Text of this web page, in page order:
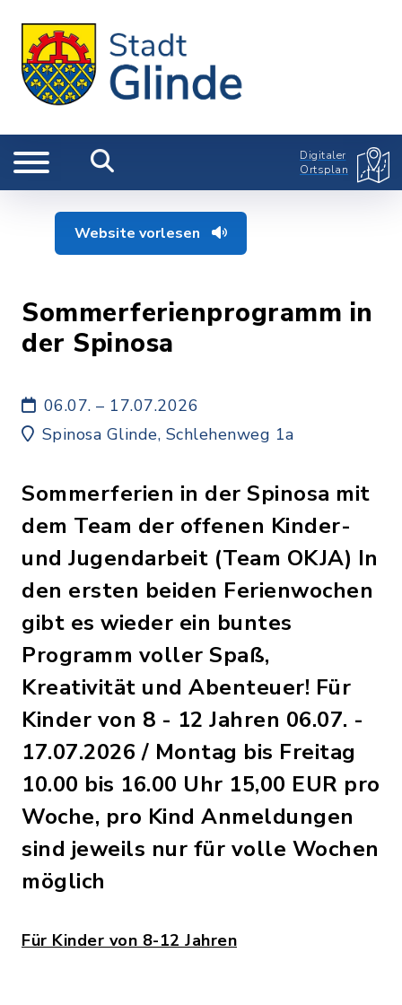
Digitaler
Ortsplan
Website vorlesen
Sommerferienprogramm in
der Spinosa
06.07. – 17.07.2026
Spinosa Glinde, Schlehenweg 1a
Sommerferien in der Spinosa mit
dem Team der offenen Kinder-
und Jugendarbeit (Team OKJA) In
den ersten beiden Ferienwochen
gibt es wieder ein buntes
Programm voller Spaß,
Kreativität und Abenteuer! Für
Kinder von 8 - 12 Jahren 06.07. -
17.07.2026 / Montag bis Freitag
10.00 bis 16.00 Uhr 15,00 EUR pro
Woche, pro Kind Anmeldungen
sind jeweils nur für volle Wochen
möglich
Für Kinder von 8-12 Jahren